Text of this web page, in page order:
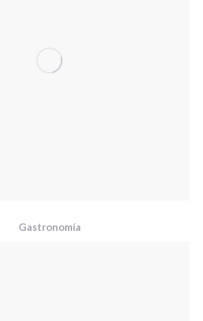
Gastronomía